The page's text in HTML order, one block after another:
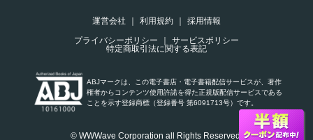
運営会社 利用規約
採用情報
プライバシーポリシー
サービスポリシー
特定商取引法に関する表記
ABJマークは、この電子書店・電子書籍配信サービスが、著作
権者からコンテンツ使用許諾を得た正規版配信サービスである
ことを示す登録商標（登録番号 第6091713号）です。
© WWWave Corporation all Rights Reserved.